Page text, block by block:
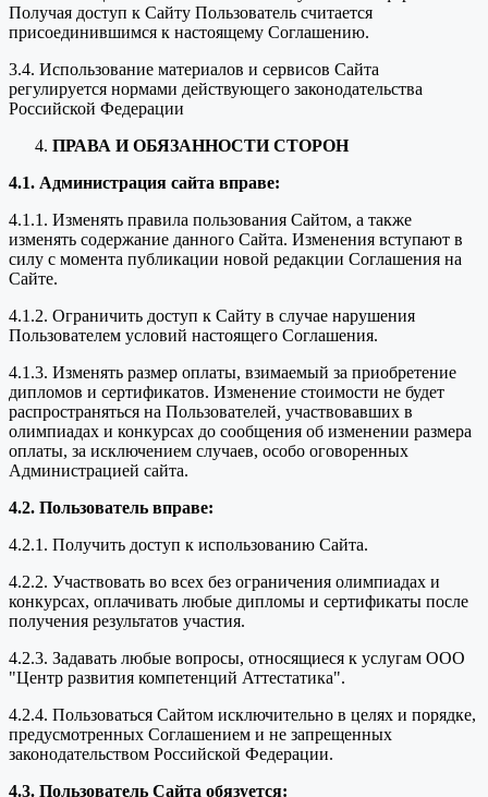
Получая доступ к Сайту Пользователь считается
присоединившимся к настоящему Соглашению.
3.4. Использование материалов и сервисов Сайта
регулируется нормами действующего законодательства
Российской Федерации
ПРАВА И ОБЯЗАННОСТИ СТОРОН
4.1. Администрация сайта вправе:
4.1.1. Изменять правила пользования Сайтом, а также
изменять содержание данного Сайта. Изменения вступают в
силу с момента публикации новой редакции Соглашения на
Сайте.
4.1.2. Ограничить доступ к Сайту в случае нарушения
Пользователем условий настоящего Соглашения.
4.1.3. Изменять размер оплаты, взимаемый за приобретение
дипломов и сертификатов. Изменение стоимости не будет
распространяться на Пользователей, участвовавших в
олимпиадах и конкурсах до сообщения об изменении размера
оплаты, за исключением случаев, особо оговоренных
Администрацией сайта.
4.2. Пользователь вправе:
4.2.1. Получить доступ к использованию Сайта.
4.2.2. Участвовать во всех без ограничения олимпиадах и
конкурсах, оплачивать любые дипломы и сертификаты после
получения результатов участия.
4.2.3. Задавать любые вопросы, относящиеся к услугам ООО
"Центр развития компетенций Аттестатика".
4.2.4. Пользоваться Сайтом исключительно в целях и порядке,
предусмотренных Соглашением и не запрещенных
законодательством Российской Федерации.
4.3. Пользователь Сайта обязуется: